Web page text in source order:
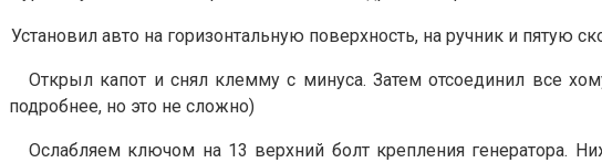
Установил авто на горизонтальную поверхность, на ручник и пятую
Открыл капот и снял клемму с минуса. Затем отсоединил все
подробнее, но это не сложно)
Ослабляем ключом на 13 верхний болт крепления генератора.